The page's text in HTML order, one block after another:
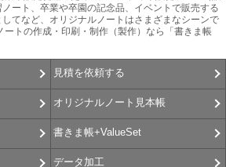
ート、卒業や卒園の記念品、イベントで販売する
てなど、オリジナルノートはさまざまなシーンで
ートの作成・印刷・制作（製作）なら「書きま帳
見積を依頼する
オリジナルノート見本帳
書きま帳+ValueSet
データ加工